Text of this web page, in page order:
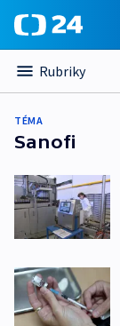
Rubriky
TÉMA
Sanofi